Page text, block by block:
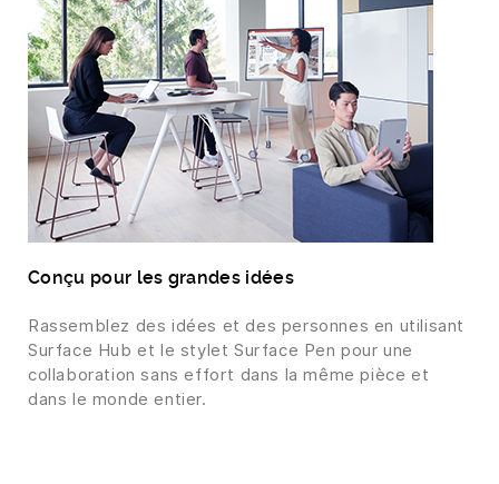
Conçu pour les grandes idées
Rassemblez des idées et des personnes en utilisant
Surface Hub et le stylet Surface Pen pour une
collaboration sans effort dans la même pièce et
dans le monde entier.